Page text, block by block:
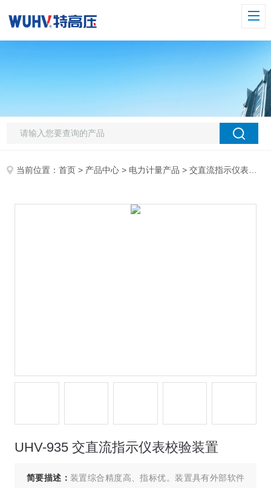
当前位置：首页 > 产品中心 > 电力计量产品 >交直流指示仪表校验装置
UHV-935 交直流指示仪表校验装置
简要描述：装置综合精度高、指标优。装置具有外部软件